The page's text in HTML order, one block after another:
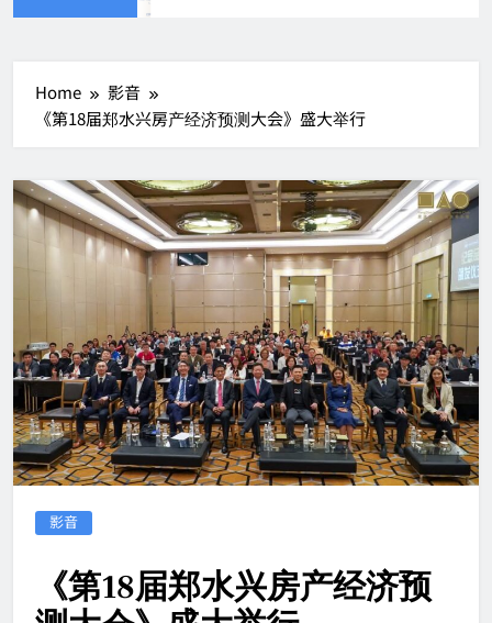
Home
影音
《第18届郑水兴房产经济预测大会》盛大举行
影音
《第18届郑水兴房产经济预